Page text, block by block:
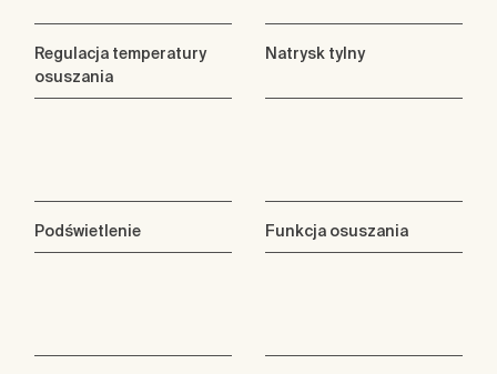
Regulacja temperatury
osuszania
Natrysk tylny
Podświetlenie Funkcja osuszania